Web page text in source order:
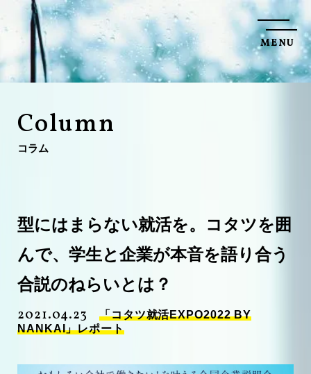
MENU
CL E
Column
コラム
型にはまらない就活を。コタツを囲
んで、学生と企業が本音を語り合う
合説のねらいとは？
2021.04.23
「コタツ就活EXPO2022 BY
NANKAI」レポート